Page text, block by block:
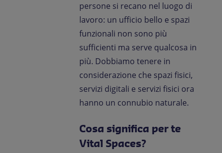
persone si recano nel luogo di
lavoro: un ufficio bello e spazi
funzionali non sono più
sufficienti ma serve qualcosa in
più. Dobbiamo tenere in
considerazione che spazi fisici,
servizi digitali e servizi fisici ora
hanno un connubio naturale.
Cosa significa per te
Vital Spaces?